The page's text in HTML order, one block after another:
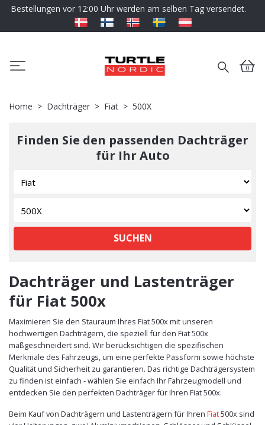
Bestellungen vor 12:00 Uhr werden am selben Tag versendet.
0
Home Dachträger Fiat 500X
Finden Sie den passenden Dachträger
für Ihr Auto
SUCHEN
Dachträger und Lastenträger
für Fiat 500x
Maximieren Sie den Stauraum Ihres Fiat 500x mit unseren
hochwertigen Dachträgern, die speziell für den Fiat 500x
maßgeschneidert sind. Wir berücksichtigen die spezifischen
Merkmale des Fahrzeugs, um eine perfekte Passform sowie höchste
Qualität und Sicherheit zu garantieren. Das richtige Dachträgersystem
zu finden ist einfach - wählen Sie einfach Ihr Fahrzeugmodell und
entdecken Sie den perfekten Dachträger für Ihren Fiat 500x.
Beim Kauf von Dachträgern und Lastenträgern für Ihren Fiat500x sind